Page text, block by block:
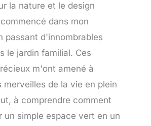
la nature et le design
dans mon
passant d'innombrables
le jardin familial. Ces
m'ont amené à
merveilles de la vie en plein
à comprendre comment
un simple espace vert en un